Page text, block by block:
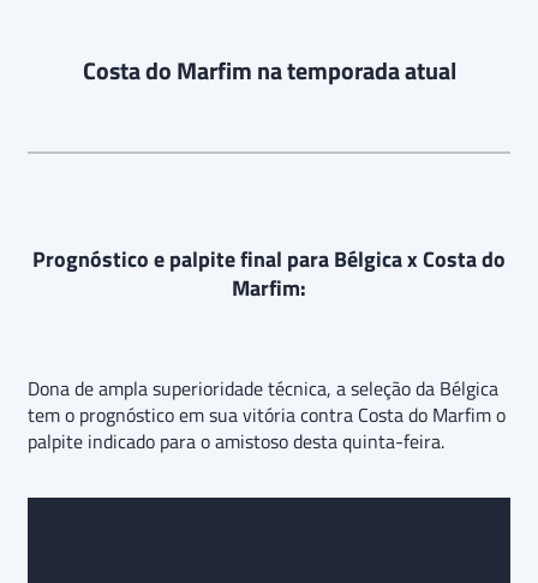
Costa do Marfim na temporada atual
Prognóstico e palpite final para Bélgica x Costa do
Marfim:
Dona de ampla superioridade técnica, a seleção da Bélgica
tem o prognóstico em sua vitória contra Costa do Marfim o
palpite indicado para o amistoso desta quinta-feira.